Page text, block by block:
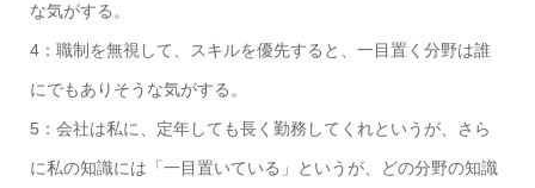
な気がする。
4：職制を無視して、スキルを優先すると、一目置く分野は誰
にでもありそうな気がする。
5：会社は私に、定年しても長く勤務してくれというが、さら
に私の知識には「一目置いている」というが、どの分野の知識